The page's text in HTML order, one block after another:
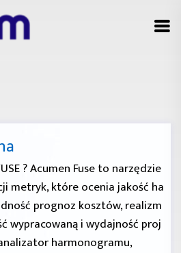
? Acumen Fuse to narzędzie
metryk, które ocenia jakość ha
prognoz kosztów, realizm
wypracowaną i wydajność proj
harmonogramu,